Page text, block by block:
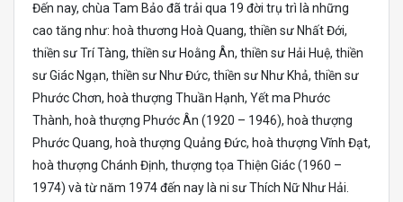
Đến nay, chùa Tam Bảo đã trải qua 19 đời trụ trì là những
cao tăng như: hoà thương Hoà Quang, thiền sư Nhất Đới,
thiền sư Trí Tàng, thiền sư Hoằng Ân, thiền sư Hải Huệ, thiền
sư Giác Ngạn, thiền sư Như Đức, thiền sư Như Khả, thiền sư
Phước Chơn, hoà thượng Thuần Hạnh, Yết ma Phước
Thành, hoà thượng Phước Ân (1920 – 1946), hoà thượng
Phước Quang, hoà thượng Quảng Đức, hoà thượng Vĩnh Đạt,
hoà thượng Chánh Định, thượng tọa Thiện Giác (1960 –
1974) và từ năm 1974 đến nay là ni sư Thích Nữ Như Hải.